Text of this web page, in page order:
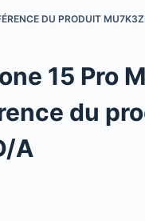
DU PRODUIT
15 Pro
du
A